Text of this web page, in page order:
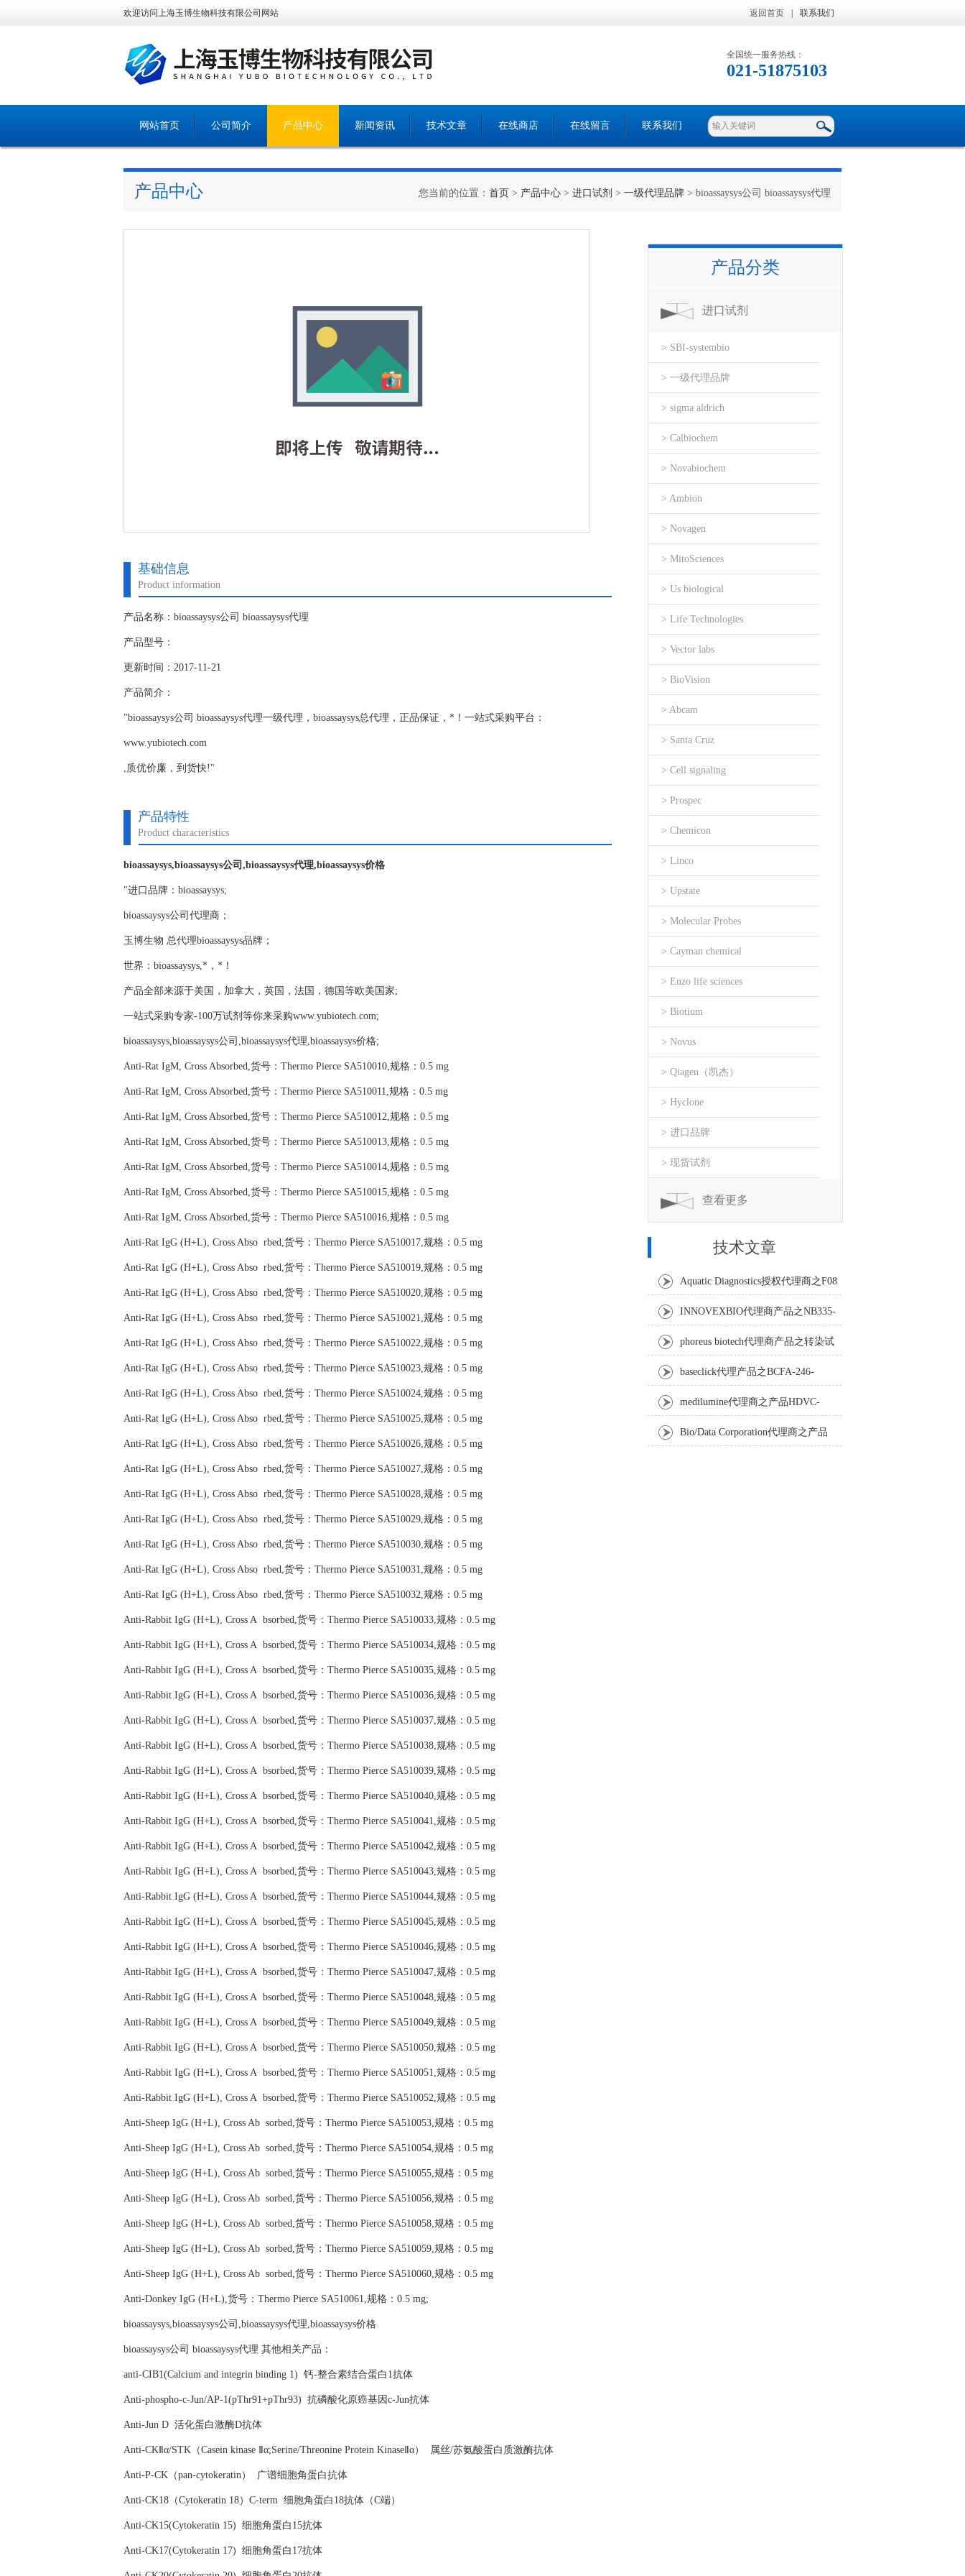
欢迎访问上海玉博生物科技有限公司网站 返回首页 联系我们
全国统一服务热线：
021-51875103
网站首页 公司简介 产品中心 新闻资讯 技术文章 在线商店 在线留言 联系我们
产品中心 您当前的位置： 首页 > 产品中心 > 进口试剂 > 一级代理品牌 > bioassaysys公司 bioassaysys代理
基础信息
Product information
产品名称：bioassaysys公司 bioassaysys代理
产品型号：
更新时间：2017-11-21
产品简介：
"bioassaysys公司 bioassaysys代理一级代理，bioassaysys总代理，正品保证，*！一站式采购平台：
www.yubiotech.com
,质优价廉，到货快!"
产品特性
Product characteristics
bioassaysys,bioassaysys公司,bioassaysys代理,bioassaysys价格
"进口品牌：bioassaysys;
bioassaysys公司代理商；
玉博生物 总代理bioassaysys品牌；
世界：bioassaysys,*，*！
产品全部来源于美国，加拿大，英国，法国，德国等欧美国家;
一站式采购专家-100万试剂等你来采购www.yubiotech.com;
bioassaysys,bioassaysys公司,bioassaysys代理,bioassaysys价格;
Anti-Rat IgM, Cross Absorbed,货号：Thermo Pierce SA510010,规格：0.5 mg
Anti-Rat IgM, Cross Absorbed,货号：Thermo Pierce SA510011,规格：0.5 mg
Anti-Rat IgM, Cross Absorbed,货号：Thermo Pierce SA510012,规格：0.5 mg
Anti-Rat IgM, Cross Absorbed,货号：Thermo Pierce SA510013,规格：0.5 mg
Anti-Rat IgM, Cross Absorbed,货号：Thermo Pierce SA510014,规格：0.5 mg
Anti-Rat IgM, Cross Absorbed,货号：Thermo Pierce SA510015,规格：0.5 mg
Anti-Rat IgM, Cross Absorbed,货号：Thermo Pierce SA510016,规格：0.5 mg
Anti-Rat IgG (H+L), Cross Abso rbed,货号：Thermo Pierce SA510017,规格：0.5 mg
Anti-Rat IgG (H+L), Cross Abso rbed,货号：Thermo Pierce SA510019,规格：0.5 mg
Anti-Rat IgG (H+L), Cross Abso rbed,货号：Thermo Pierce SA510020,规格：0.5 mg
Anti-Rat IgG (H+L), Cross Abso rbed,货号：Thermo Pierce SA510021,规格：0.5 mg
Anti-Rat IgG (H+L), Cross Abso rbed,货号：Thermo Pierce SA510022,规格：0.5 mg
Anti-Rat IgG (H+L), Cross Abso rbed,货号：Thermo Pierce SA510023,规格：0.5 mg
Anti-Rat IgG (H+L), Cross Abso rbed,货号：Thermo Pierce SA510024,规格：0.5 mg
Anti-Rat IgG (H+L), Cross Abso rbed,货号：Thermo Pierce SA510025,规格：0.5 mg
Anti-Rat IgG (H+L), Cross Abso rbed,货号：Thermo Pierce SA510026,规格：0.5 mg
Anti-Rat IgG (H+L), Cross Abso rbed,货号：Thermo Pierce SA510027,规格：0.5 mg
Anti-Rat IgG (H+L), Cross Abso rbed,货号：Thermo Pierce SA510028,规格：0.5 mg
Anti-Rat IgG (H+L), Cross Abso rbed,货号：Thermo Pierce SA510029,规格：0.5 mg
Anti-Rat IgG (H+L), Cross Abso rbed,货号：Thermo Pierce SA510030,规格：0.5 mg
Anti-Rat IgG (H+L), Cross Abso rbed,货号：Thermo Pierce SA510031,规格：0.5 mg
Anti-Rat IgG (H+L), Cross Abso rbed,货号：Thermo Pierce SA510032,规格：0.5 mg
Anti-Rabbit IgG (H+L), Cross A bsorbed,货号：Thermo Pierce SA510033,规格：0.5 mg
Anti-Rabbit IgG (H+L), Cross A bsorbed,货号：Thermo Pierce SA510034,规格：0.5 mg
Anti-Rabbit IgG (H+L), Cross A bsorbed,货号：Thermo Pierce SA510035,规格：0.5 mg
Anti-Rabbit IgG (H+L), Cross A bsorbed,货号：Thermo Pierce SA510036,规格：0.5 mg
Anti-Rabbit IgG (H+L), Cross A bsorbed,货号：Thermo Pierce SA510037,规格：0.5 mg
Anti-Rabbit IgG (H+L), Cross A bsorbed,货号：Thermo Pierce SA510038,规格：0.5 mg
Anti-Rabbit IgG (H+L), Cross A bsorbed,货号：Thermo Pierce SA510039,规格：0.5 mg
Anti-Rabbit IgG (H+L), Cross A bsorbed,货号：Thermo Pierce SA510040,规格：0.5 mg
Anti-Rabbit IgG (H+L), Cross A bsorbed,货号：Thermo Pierce SA510041,规格：0.5 mg
Anti-Rabbit IgG (H+L), Cross A bsorbed,货号：Thermo Pierce SA510042,规格：0.5 mg
Anti-Rabbit IgG (H+L), Cross A bsorbed,货号：Thermo Pierce SA510043,规格：0.5 mg
Anti-Rabbit IgG (H+L), Cross A bsorbed,货号：Thermo Pierce SA510044,规格：0.5 mg
Anti-Rabbit IgG (H+L), Cross A bsorbed,货号：Thermo Pierce SA510045,规格：0.5 mg
Anti-Rabbit IgG (H+L), Cross A bsorbed,货号：Thermo Pierce SA510046,规格：0.5 mg
Anti-Rabbit IgG (H+L), Cross A bsorbed,货号：Thermo Pierce SA510047,规格：0.5 mg
Anti-Rabbit IgG (H+L), Cross A bsorbed,货号：Thermo Pierce SA510048,规格：0.5 mg
Anti-Rabbit IgG (H+L), Cross A bsorbed,货号：Thermo Pierce SA510049,规格：0.5 mg
Anti-Rabbit IgG (H+L), Cross A bsorbed,货号：Thermo Pierce SA510050,规格：0.5 mg
Anti-Rabbit IgG (H+L), Cross A bsorbed,货号：Thermo Pierce SA510051,规格：0.5 mg
Anti-Rabbit IgG (H+L), Cross A bsorbed,货号：Thermo Pierce SA510052,规格：0.5 mg
Anti-Sheep IgG (H+L), Cross Ab sorbed,货号：Thermo Pierce SA510053,规格：0.5 mg
Anti-Sheep IgG (H+L), Cross Ab sorbed,货号：Thermo Pierce SA510054,规格：0.5 mg
Anti-Sheep IgG (H+L), Cross Ab sorbed,货号：Thermo Pierce SA510055,规格：0.5 mg
Anti-Sheep IgG (H+L), Cross Ab sorbed,货号：Thermo Pierce SA510056,规格：0.5 mg
Anti-Sheep IgG (H+L), Cross Ab sorbed,货号：Thermo Pierce SA510058,规格：0.5 mg
Anti-Sheep IgG (H+L), Cross Ab sorbed,货号：Thermo Pierce SA510059,规格：0.5 mg
Anti-Sheep IgG (H+L), Cross Ab sorbed,货号：Thermo Pierce SA510060,规格：0.5 mg
Anti-Donkey IgG (H+L),货号：Thermo Pierce SA510061,规格：0.5 mg;
bioassaysys,bioassaysys公司,bioassaysys代理,bioassaysys价格
bioassaysys公司 bioassaysys代理 其他相关产品：
anti-CIB1(Calcium and integrin binding 1) 钙-整合素结合蛋白1抗体
Anti-phospho-c-Jun/AP-1(pThr91+pThr93) 抗磷酸化原癌基因c-Jun抗体
Anti-Jun D 活化蛋白激酶D抗体
Anti-CKⅡα/STK（Casein kinase Ⅱα;Serine/Threonine Protein KinaseⅡα） 属丝/苏氨酸蛋白质激酶抗体
Anti-P-CK（pan-cytokeratin） 广谱细胞角蛋白抗体
Anti-CK18（Cytokeratin 18）C-term 细胞角蛋白18抗体（C端）
Anti-CK15(Cytokeratin 15) 细胞角蛋白15抗体
Anti-CK17(Cytokeratin 17) 细胞角蛋白17抗体
产品分类
进口试剂
> SBI-systembio
> 一级代理品牌
> sigma aldrich
> Calbiochem
> Novabiochem
> Ambion
> Novagen
> MitoSciences
> Us biological
> Life Technologies
> Vector labs
> BioVision
> Abcam
> Santa Cruz
> Cell signaling
> Prospec
> Chemicon
> Linco
> Upstate
> Molecular Probes
> Cayman chemical
> Enzo life sciences
> Biotium
> Novus
> Qiagen（凯杰）
> Hyclone
> 进口品牌
> 现货试剂
查看更多
技术文章
Aquatic Diagnostics授权代理商之F08
Anti-Turbot IgM monoclonal antibody
INNOVEXBIO代理商产品之NB335-
60-60ML Fc Receptor Blocker – Azide-Free
phoreus biotech代理商产品之转染试
剂BAPtofect-25 5mg kit
baseclick代理产品之BCFA-246-
5mg，Tri-β-GalNAc-PEG3-Azide
medilumine代理商之产品HDVC-
121，Fenestra HDVC动物CT造影剂
Bio/Data Corporation代理商之产品